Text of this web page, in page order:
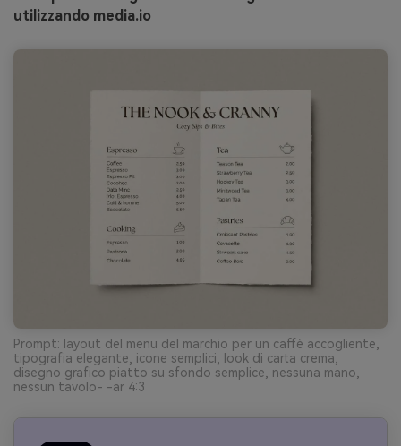
utilizzando media.io
Prompt: layout del menu del marchio per un caffè accogliente,
tipografia elegante, icone semplici, look di carta crema,
disegno grafico piatto su sfondo semplice, nessuna mano,
nessun tavolo- -ar 4:3